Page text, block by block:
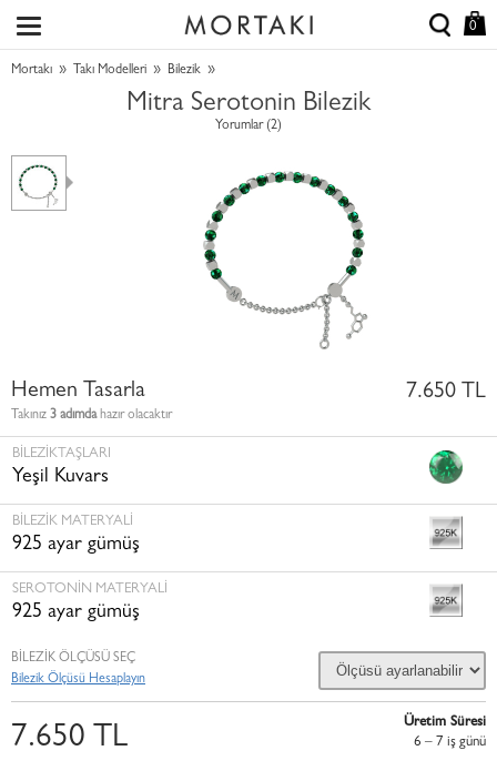
0
Mortakı » Takı Modelleri » Bilezik »
Mitra Serotonin Bilezik
Yorumlar (2)
Hemen Tasarla
Takınız 3 adımdahazır olacaktır
7.650 TL
BILEZIKTAŞLARI
Yeşil Kuvars
BILEZIK MATERYALI
925 ayar gümüş
SEROTONIN MATERYALI
925 ayar gümüş
BİLEZİK ÖLÇÜSÜ SEÇ
Bilezik Ölçüsü Hesaplayın
7.650 TL
Üretim Süresi
6 – 7 i̇ş günü